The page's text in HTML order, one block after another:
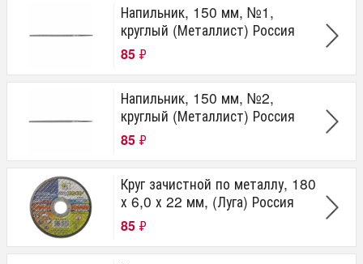
Напильник, 150 мм, №1,
круглый (Металлист) Россия
85 ₽
Напильник, 150 мм, №2,
круглый (Металлист) Россия
85 ₽
Круг зачистной по металлу, 180
х 6,0 х 22 мм, (Луга) Россия
85 ₽